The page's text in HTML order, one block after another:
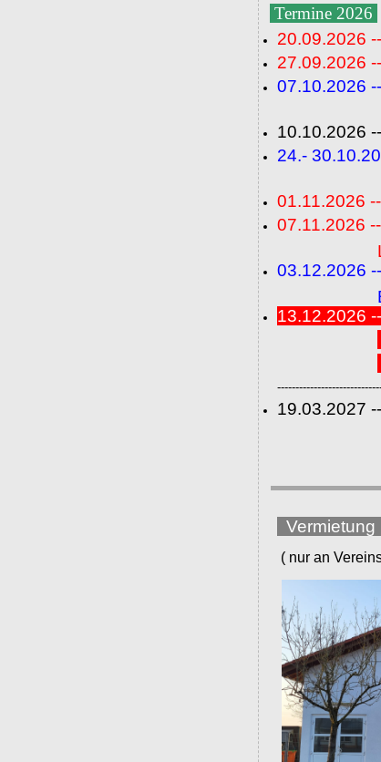
Termine 2026
20.09.2026
27.09.2026
07.10.2026
im
10.10.2026
24.-
01.11.2026
07.11.2026
03.12.2026
Baden-
13.12.2026
19.03.2027
Vermietung
( nur an